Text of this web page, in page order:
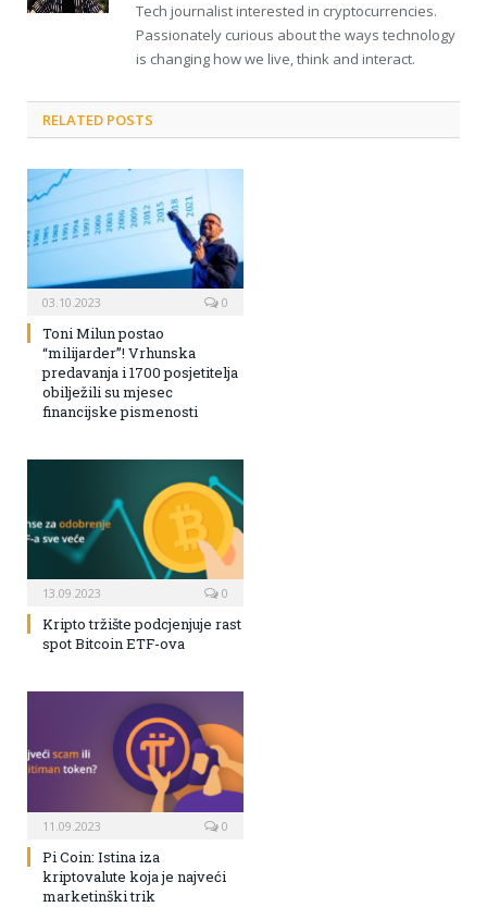
Tech journalist interested in cryptocurrencies.
Passionately curious about the ways technology
is changing how we live, think and interact.
RELATED POSTS
03.10.2023 0
Toni Milun postao
“milijarder”! Vrhunska
predavanja i 1700 posjetitelja
obilježili su mjesec
financijske pismenosti
13.09.2023 0
Kripto tržište podcjenjuje rast
spot Bitcoin ETF-ova
11.09.2023 0
Pi Coin: Istina iza
kriptovalute koja je najveći
marketinški trik